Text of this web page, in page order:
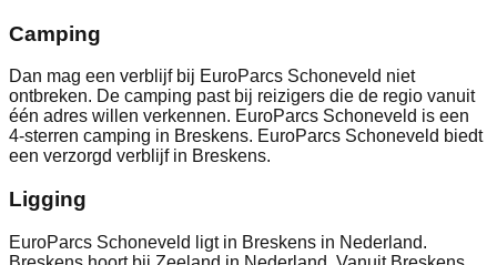
Camping
Dan mag een verblijf bij EuroParcs Schoneveld niet
ontbreken. De camping past bij reizigers die de regio vanuit
één adres willen verkennen. EuroParcs Schoneveld is een
4-sterren camping in Breskens. EuroParcs Schoneveld biedt
een verzorgd verblijf in Breskens.
Ligging
EuroParcs Schoneveld ligt in Breskens in Nederland.